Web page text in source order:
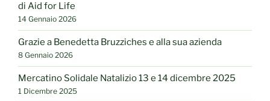
di Aid for Life
14 Gennaio 2026
Grazie a Benedetta Bruzziches e alla sua azienda
8 Gennaio 2026
Mercatino Solidale Natalizio 13 e 14 dicembre 2025
1 Dicembre 2025